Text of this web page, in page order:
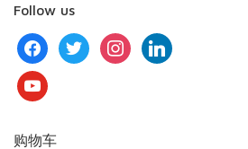
Follow us
facebooktwitter instagramlinkedin
youtube
购物车